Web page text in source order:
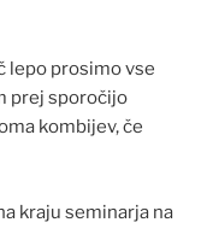
lepo prosimo vse
prej sporočijo
kombijev, če
kraju seminarja na